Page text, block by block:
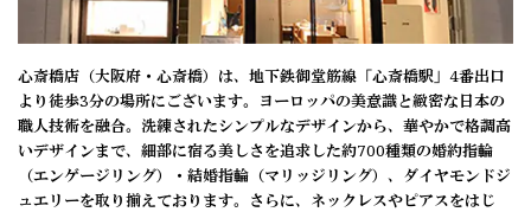
心斎橋店（大阪府・心斎橋）は、地下鉄御堂筋線「心斎橋駅」4番出口
より徒歩3分の場所にございます。ヨーロッパの美意識と緻密な日本の
職人技術を融合。洗練されたシンプルなデザインから、華やかで格調高
いデザインまで、細部に宿る美しさを追求した約700種類の婚約指輪
（エンゲージリング）・結婚指輪（マリッジリング）、ダイヤモンドジ
ュエリーを取り揃えております。さらに、ネックレスやピアスをはじ